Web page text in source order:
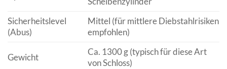
Sicherheitslevel
(Abus)
Mittel (für mittlere Diebstahlrisiken
empfohlen)
Gewicht
Ca. 1300 g (typisch für diese Art
von Schloss)